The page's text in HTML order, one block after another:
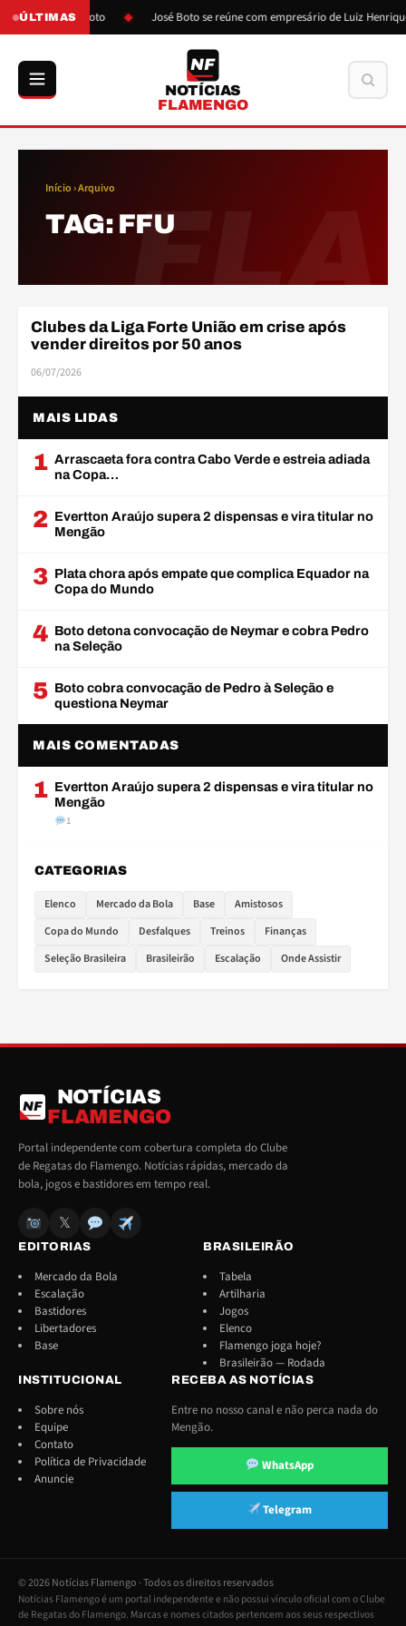
ÚLTIMAS
pressão de Boto José Boto se reúne com empresário de Luiz Henrique
NF
NOTÍCIAS
FLAMENGO
FLA
Início › Arquivo
TAG: FFU
FINANÇAS
Clubes da Liga Forte União em crise após
vender direitos por 50 anos
06/07/2026
MAIS LIDAS
1 Arrascaeta fora contra Cabo Verde e estreia adiada
na Copa…
2 Evertton Araújo supera 2 dispensas e vira titular no
Mengão
3 Plata chora após empate que complica Equador na
Copa do Mundo
4 Boto detona convocação de Neymar e cobra Pedro
na Seleção
5 Boto cobra convocação de Pedro à Seleção e
questiona Neymar
MAIS COMENTADAS
1 Evertton Araújo supera 2 dispensas e vira titular no
Mengão
1
CATEGORIAS
Elenco Mercado da Bola Base
Amistosos
Copa do Mundo
Desfalques Treinos
Finanças
Seleção Brasileira
Brasileirão Escalação Onde Assistir
NF
NOTÍCIAS
FLAMENGO
Portal independente com cobertura completa do Clube
de Regatas do Flamengo. Notícias rápidas, mercado da
bola, jogos e bastidores em tempo real.
𝕏
EDITORIAS
Mercado da Bola
Escalação
Bastidores
Libertadores
Base
BRASILEIRÃO
Tabela
Artilharia
Jogos
Elenco
Flamengo joga hoje?
Brasileirão — Rodada
INSTITUCIONAL
Sobre nós
Equipe
Contato
Política de Privacidade
Anuncie
RECEBA AS NOTÍCIAS
Entre no nosso canal e não perca nada do
Mengão.
WhatsApp
Telegram
© 2026 Notícias Flamengo · Todos os direitos reservados
Notícias Flamengo é um portal independente e não possui vínculo oficial com o Clube
de Regatas do Flamengo. Marcas e nomes citados pertencem aos seus respectivos